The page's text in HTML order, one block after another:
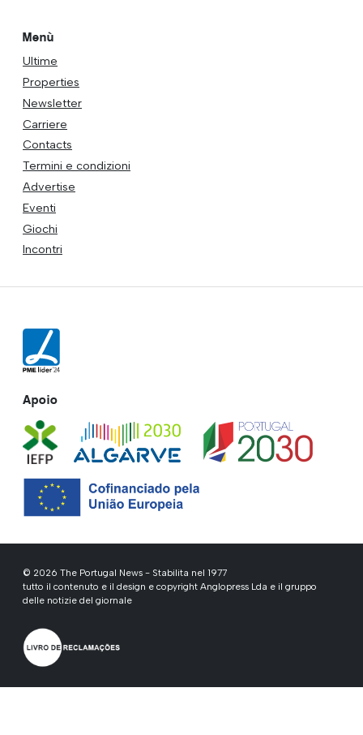
Menù
Ultime
Properties
Newsletter
Carriere
Contacts
Termini e condizioni
Advertise
Eventi
Giochi
Incontri
Apoio
© 2026 The Portugal News - Stabilita nel 1977
tutto il contenuto e il design e copyright Anglopress Lda e il gruppo
delle notizie del giornale